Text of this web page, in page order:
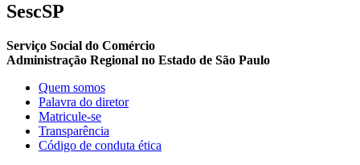
SescSP
Serviço Social do Comércio
Administração Regional no Estado de São Paulo
Quem somos
Palavra do diretor
Matricule-se
Transparência
Código de conduta ética